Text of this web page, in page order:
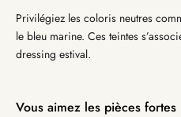
Privilégiez les coloris neutres
le bleu marine. Ces teintes
dressing estival.
Vous aimez les pièces fortes